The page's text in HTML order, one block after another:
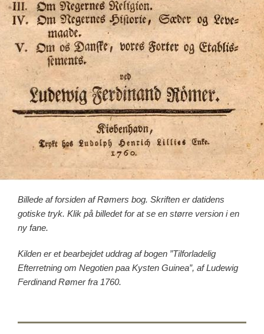
Billede af forsiden af Rømers bog. Skriften er datidens
gotiske tryk. Klik på billedet for at se en større version i en
ny fane.
Kilden er et bearbejdet uddrag af bogen ”Tilforladelig
Efterretning om Negotien paa Kysten Guinea”, af Ludewig
Ferdinand Rømer fra 1760.